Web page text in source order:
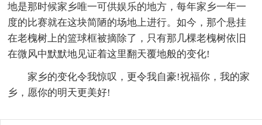
地是那时候家乡唯一可供娱乐的地方，每年家乡一年一
度的比赛就在这块简陋的场地上进行。如今，那个悬挂
在老槐树上的篮球框被摘除了，只有那几棵老槐树依旧
在微风中默默地见证着这里翻天覆地般的变化!
家乡的变化令我惊叹，更令我自豪!祝福你，我的家
乡，愿你的明天更美好!